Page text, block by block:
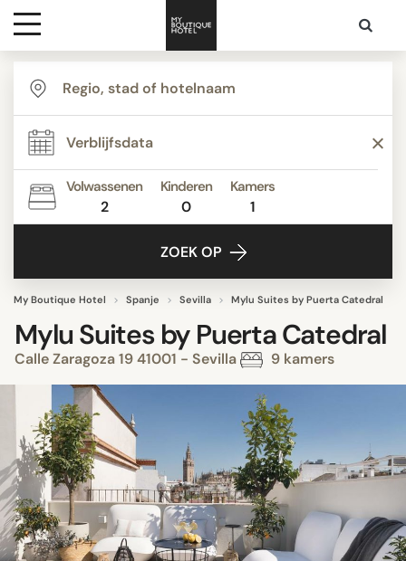
Bestemmingen
Hoteltypes
Contact
Volwassenen
2
Kinderen
0
Kamers
1
ZOEK OP
My Boutique Hotel Spanje Sevilla Mylu Suites by Puerta Catedral
Mylu Suites by Puerta Catedral
Calle Zaragoza 19 41001 - Sevilla 9 kamers